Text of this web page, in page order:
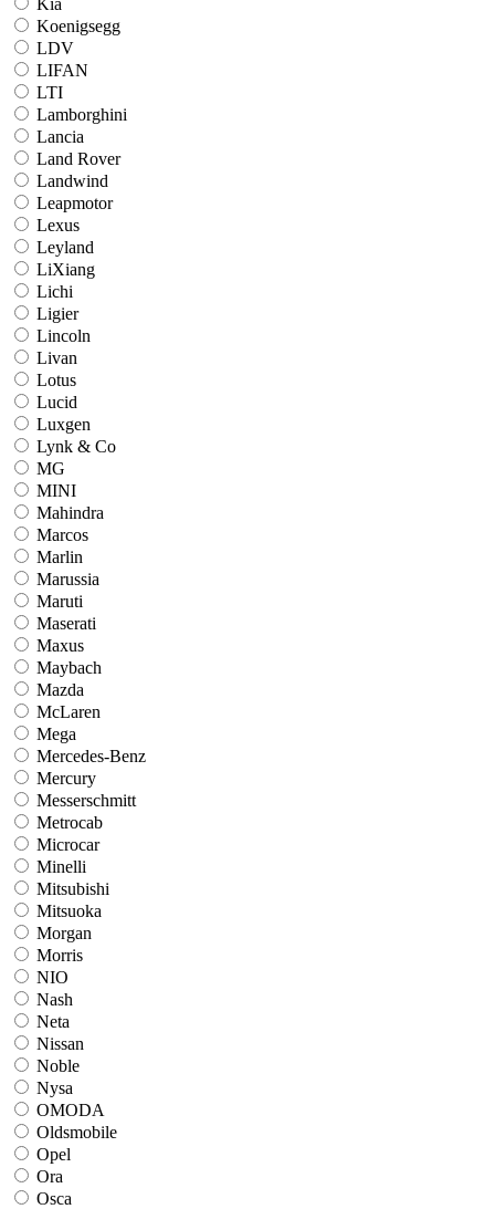
Koenigsegg
LDV
LIFAN
LTI
Lamborghini
Lancia
Land Rover
Landwind
Leapmotor
Lexus
Leyland
LiXiang
Lichi
Ligier
Lincoln
Livan
Lotus
Lucid
Luxgen
Lynk & Co
MG
MINI
Mahindra
Marcos
Marlin
Marussia
Maruti
Maserati
Maxus
Maybach
Mazda
McLaren
Mega
Mercedes-Benz
Mercury
Messerschmitt
Metrocab
Microcar
Minelli
Mitsubishi
Mitsuoka
Morgan
Morris
NIO
Nash
Neta
Nissan
Noble
Nysa
OMODA
Oldsmobile
Opel
Ora
Osca